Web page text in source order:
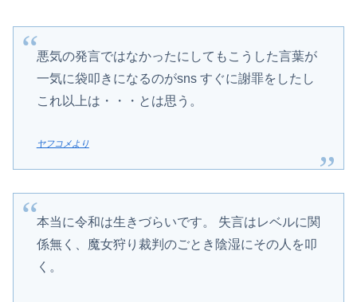
悪気の発言ではなかったにしてもこうした言葉が
一気に袋叩きになるのがsns すぐに謝罪をしたし
これ以上は・・・とは思う。
ヤフコメより
本当に令和は生きづらいです。 失言はレベルに関
係無く、魔女狩り裁判のごとき陰湿にその人を叩
く。